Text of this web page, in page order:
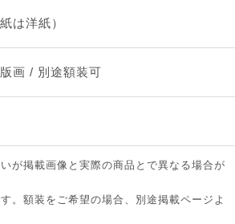
は洋紙）
画 / 別途額装可
が掲載画像と実際の商品とで異なる場合が
。額装をご希望の場合、別途掲載ページよ